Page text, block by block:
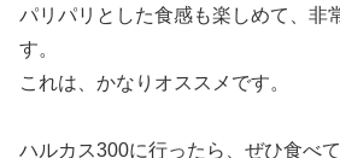
パリパリとした食感も楽しめて、非
す。
これは、かなりオススメです。
ハルカス300に行ったら、ぜひ食べ